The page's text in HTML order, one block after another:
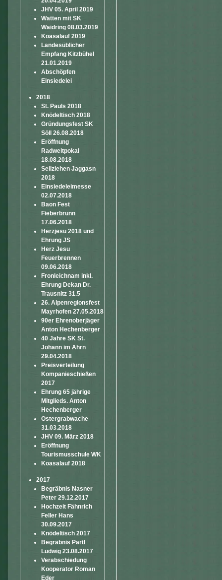
JHV 05. April 2019
Watten mit SK
Waidring 08.03.2019
Koasalauf 2019
Landesüblicher
Empfang Kitzbühel
21.01.2019
Abschöpfen
Einsiedelei
2018
St. Pauls 2018
Knödeltisch 2018
Gründungsfest SK
Söll 26.08.2018
Eröffnung
Radweltpokal
18.08.2018
Seilziehen Jaggasn
2018
Einsiedeleimesse
02.07.2018
Baon Fest
Fieberbrunn
17.06.2018
Herzjesu 2018 und
Ehrung JS
Herz Jesu
Feuerbrennen
09.06.2018
Fronleichnam inkl.
Ehrung Dekan Dr.
Trausnitz 31.5
26. Alpenregionsfest
Mayrhofen 27.05.2018
90er Ehrenoberjäger
Anton Hechenberger
40 Jahre SK St.
Johann im Ahrn
29.04.2018
Preisverteilung
Kompanieschießen
2017
Ehrung 65 jährige
Mitglieds. Anton
Hechenberger
Ostergrabwache
31.03.2018
JHV 09. März 2018
Eröffnung
Tourismusschule WK
Koasalauf 2018
2017
Begräbnis Nasner
Peter 29.12.2017
Hochzeit Fähnrich
Feller Hans
30.09.2017
Knödeltisch 2017
Begräbnis Partl
Ludwig 23.08.2017
Verabschiedung
Kooperator Roman
Eder